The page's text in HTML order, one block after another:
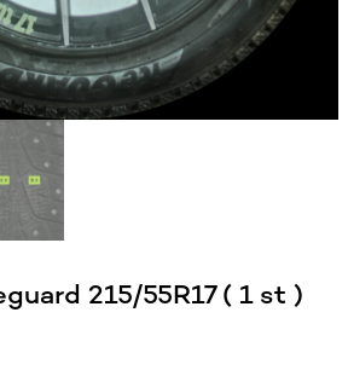
215/55R17 ( 1 st )